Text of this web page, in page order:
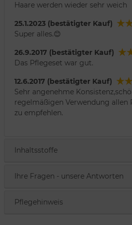
Haare werden wieder sehr weich
25.1.2023 (bestätigter Kauf)
Super alles.😊
26.9.2017 (bestätigter Kauf)
Das Pflegeset war gut.
12.6.2017 (bestätigter Kauf)
Sehr angenehme
regelmäßigen Verwendung allen
zu empfehlen.
Inhaltsstoffe
Ihre Fragen - unsere Antworten
Pflegehinweis